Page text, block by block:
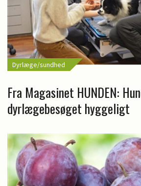
Dyrlæge/sundhed
Fra Magasinet HUNDEN:
dyrlægebesøget hyggeligt